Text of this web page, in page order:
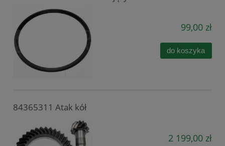
99,00 zł
do koszyka
84365311 Atak kół
2 199,00 zł